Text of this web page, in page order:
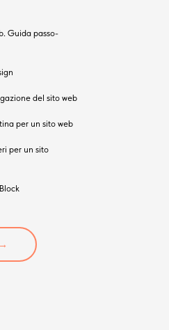
Guida passo-
del sito web
per un sito web
per un sito